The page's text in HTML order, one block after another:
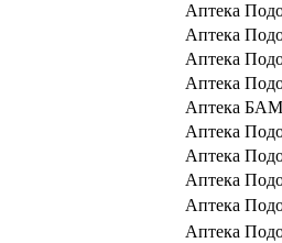
Аптека
Аптека
Аптека
Аптека
Аптека БАМ
Аптека
Аптека
Аптека
Аптека
Аптека